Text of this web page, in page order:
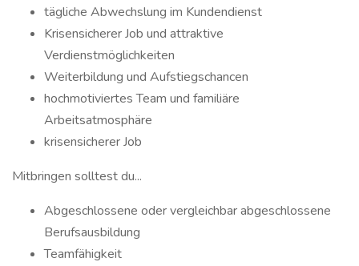
tägliche Abwechslung im Kundendienst
Krisensicherer Job und attraktive
Verdienstmöglichkeiten
Weiterbildung und Aufstiegschancen
hochmotiviertes Team und familiäre
Arbeitsatmosphäre
krisensicherer Job
Mitbringen solltest du...
Abgeschlossene oder vergleichbar abgeschlossene
Berufsausbildung
Teamfähigkeit